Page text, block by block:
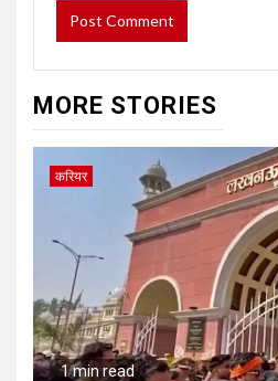
MORE STORIES
करियर
1 min read